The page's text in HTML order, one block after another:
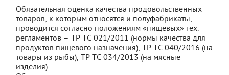
Обязательная оценка качества продовольственных
товаров, к которым относятся и полуфабрикаты,
проводится согласно положениям «пищевых» тех.
регламентов – ТР ТС 021/2011 (нормы качества для
продуктов пищевого назначения), ТР ТС 040/2016 (на
товары из рыбы), ТР ТС 034/2013 (на мясные
изделия).